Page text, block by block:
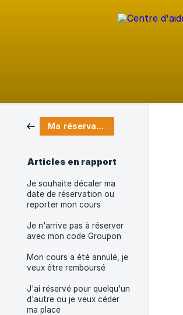
Ma réservation
Articles en rapport
Je souhaite décaler ma
date de réservation ou
reporter mon cours
Je n'arrive pas à réserver
avec mon code Groupon
Mon cours a été annulé, je
veux être remboursé
J'ai réservé pour quelqu'un
d'autre ou je veux céder
ma place